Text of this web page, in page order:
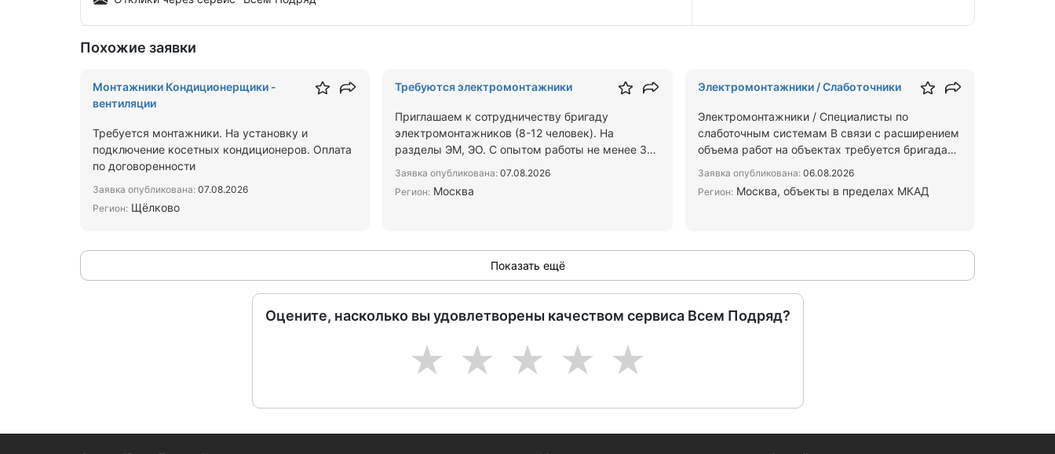
Похожие заявки
Монтажники Кондиционерщики -
вентиляции
Требуется монтажники. На установку и
подключение косетных кондиционеров. Оплата
по договоренности
Заявка опубликована: 07.08.2026
Регион: Щёлково
Требуются электромонтажники
Приглашаем к сотрудничеству бригаду
электромонтажников (8-12 человек). На
разделы ЭМ, ЭО. С опытом работы не менее 3х
Заявка опубликована: 07.08.2026
Регион: Москва
Электромонтажники / Слаботочники
Электромонтажники / Специалисты по
слаботочным системам ​В связи с расширением
объема работ на объектах требуется бригада
Заявка опубликована:06.08.2026
Регион:Москва, объекты в пределах МКАД
Показать ещё
Оцените, насколько вы удовлетворены качеством сервиса Всем Подряд?
5
4
3
2
1